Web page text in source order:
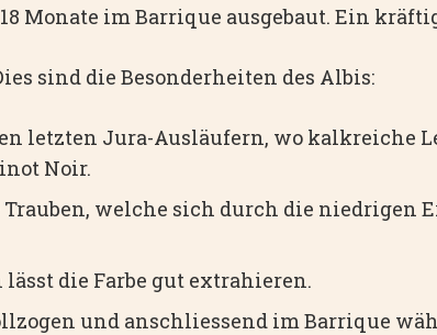
Monate im Barrique ausgebaut. Ein
sind die Besonderheiten des Albis:
letzten Jura-Ausläufern, wo kalkreiche
Noir.
welche sich durch die niedrigen
die Farbe gut extrahieren.
und anschliessend im Barrique